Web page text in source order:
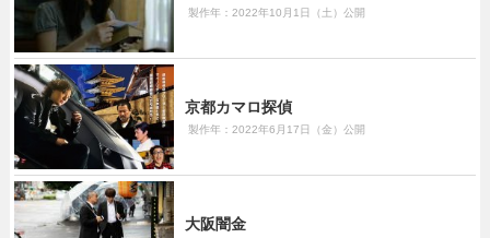
製作年：2022年10月1日（土）公開
京都カマロ探偵
製作年：2022年6月17日（金）公開
大阪闇金